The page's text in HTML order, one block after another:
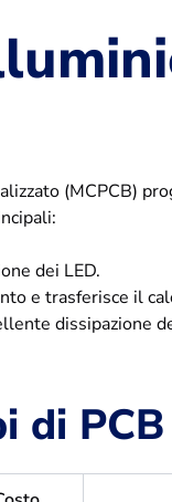
(MCPCB)
dei LED.
e trasferisce il
dissipazione
di PCB